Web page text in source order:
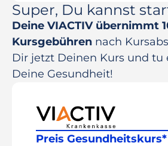
Super, Du kannst
Deine VIACTIV übernimmt
Kursgebühren nach
Dir jetzt Deinen Kurs und tu
Deine Gesundheit!
Preis Gesundheitskurs*